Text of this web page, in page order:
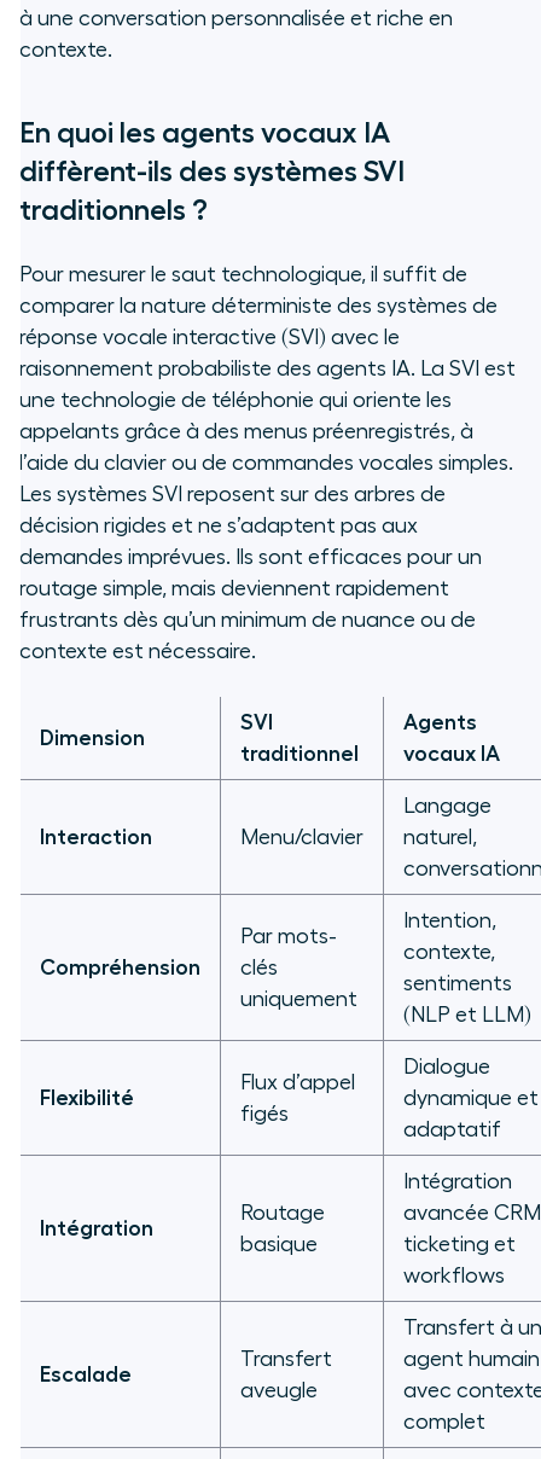
à une conversation personnalisée et riche en
contexte.
En quoi les agents vocaux IA
diffèrent-ils des systèmes SVI
traditionnels ?
Pour mesurer le saut technologique, il suffit de
comparer la nature déterministe des systèmes de
réponse vocale interactive (SVI) avec le
raisonnement probabiliste des agents IA. La SVI est
une technologie de téléphonie qui oriente les
appelants grâce à des menus préenregistrés, à
l’aide du clavier ou de commandes vocales simples.
Les systèmes SVI reposent sur des arbres de
décision rigides et ne s’adaptent pas aux
demandes imprévues. Ils sont efficaces pour un
routage simple, mais deviennent rapidement
frustrants dès qu’un minimum de nuance ou de
contexte est nécessaire.
Dimension
SVI
traditionnel
Agents
vocaux IA
Interaction Menu/clavier
Langage
naturel,
Compréhension
Par mots-
clés
uniquement
Intention,
contexte,
sentiments
(NLP et LLM)
Flexibilité
Flux d’appel
figés
Dialogue
dynamique et
adaptatif
Intégration
Routage
basique
Intégration
avancée
ticketing et
workflows
Escalade
Transfert
aveugle
Transfert à un
agent humain
avec
complet